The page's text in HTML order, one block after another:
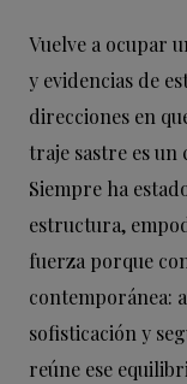
Vuelve a ocupar
y evidencias de
direcciones en
traje sastre es un
Siempre ha
estructura,
fuerza porque
contemporánea:
sofisticación y
reúne ese